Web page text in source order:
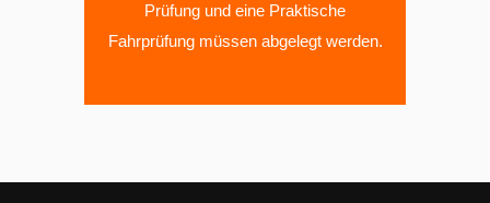
Prüfung und eine Praktische
Fahrprüfung müssen abgelegt werden.